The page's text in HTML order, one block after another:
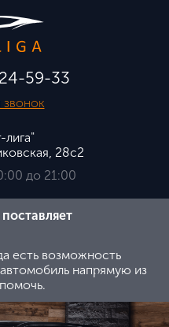
59-33
лига"
28с2
до 21:00
есть возможность
напрямую из